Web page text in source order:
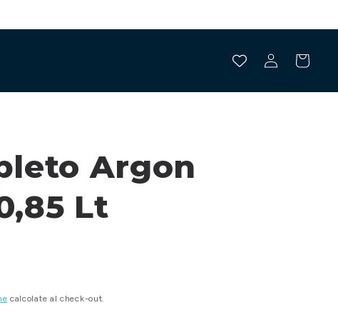
Accedi Carrello
Argon
Lt
calcolate al check-out.